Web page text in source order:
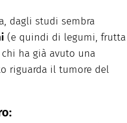
dagli studi sembra
(e quindi di legumi, frutta
chi ha già avuto una
riguarda il tumore del